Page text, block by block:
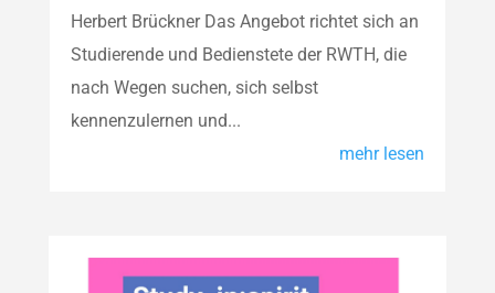
Herbert Brückner Das Angebot richtet sich an
Studierende und Bedienstete der RWTH, die
nach Wegen suchen, sich selbst
kennenzulernen und...
mehr lesen